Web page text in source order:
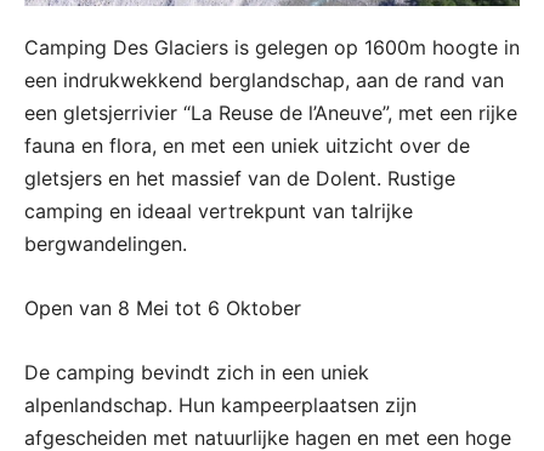
Camping Des Glaciers is gelegen op 1600m hoogte in
een indrukwekkend berglandschap, aan de rand van
een gletsjerrivier “La Reuse de l’Aneuve”, met een rijke
fauna en flora, en met een uniek uitzicht over de
gletsjers en het massief van de Dolent. Rustige
camping en ideaal vertrekpunt van talrijke
bergwandelingen.
Open van 8 Mei tot 6 Oktober
De camping bevindt zich in een uniek
alpenlandschap. Hun kampeerplaatsen zijn
afgescheiden met natuurlijke hagen en met een hoge